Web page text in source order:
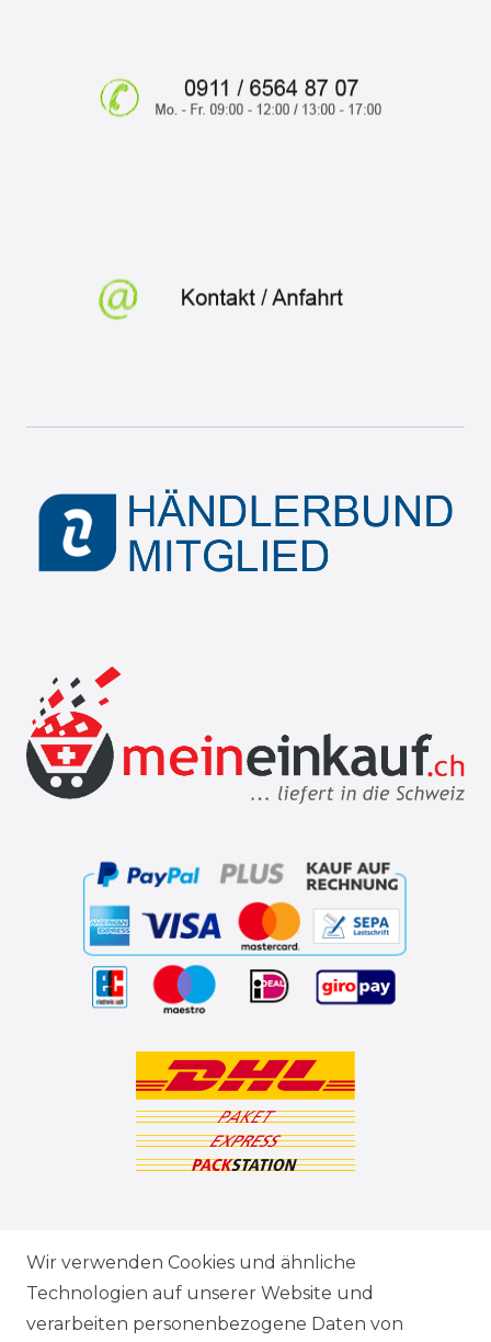
VERSANDARTEN & -KOSTEN
Wir verwenden Cookies und ähnliche
Technologien auf unserer Website und
verarbeiten personenbezogene Daten von